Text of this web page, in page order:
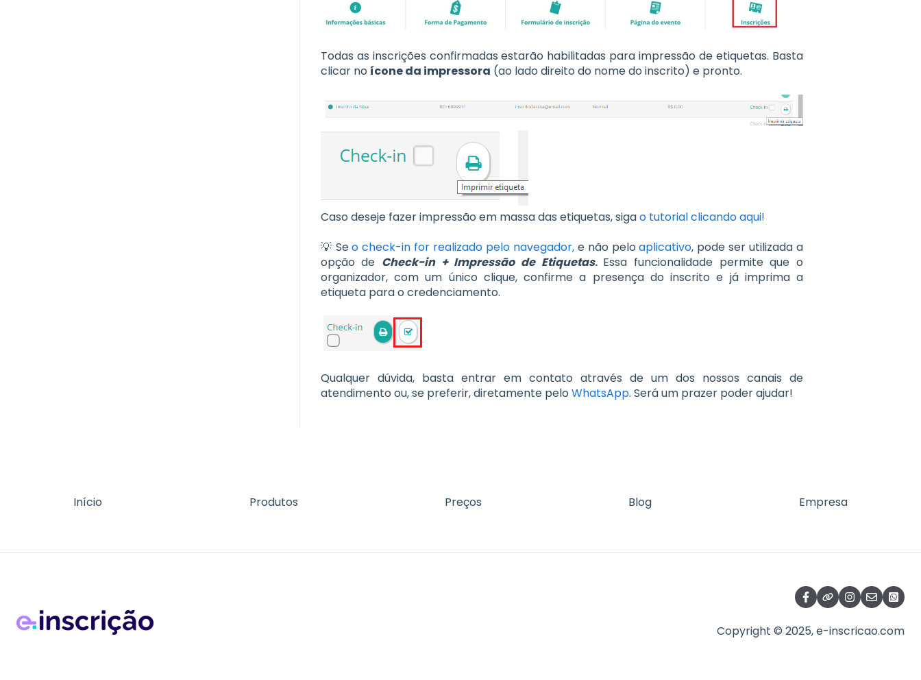
Todas as inscrições confirmadas estarão habilitadas para impressão de etiquetas. Basta
clicar no ícone da impressora (ao lado direito do nome do inscrito) e pronto.
Caso deseje fazer impressão em massa das etiquetas, sigao tutorial clicando aqui!
💡 Seo check-in for realizado pelo navegador,e não peloaplicativo, pode ser utilizada a
opção de Check-in + Impressão de Etiquetas. Essa funcionalidade permite que o
organizador, com um único clique, confirme a presença do inscrito e já imprima a
etiqueta para o credenciamento.
Qualquer dúvida, basta entrar em contato através de um dos nossos canais de
atendimento ou, se preferir, diretamente pelo WhatsApp. Será um prazer poder ajudar!
Início Produtos Preços Blog Empresa
Copyright © 2025, e-inscricao.com